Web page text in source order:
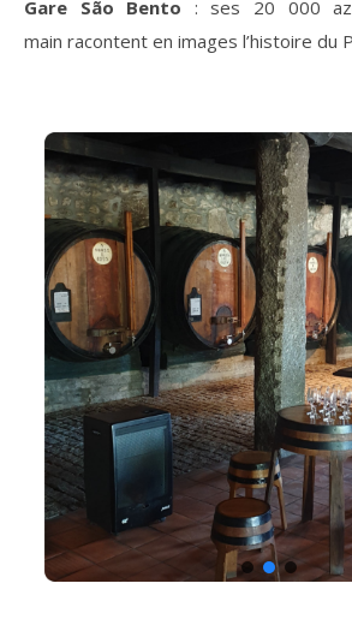
Gare São Bento : ses 20 000
main racontent en images l’histoire du